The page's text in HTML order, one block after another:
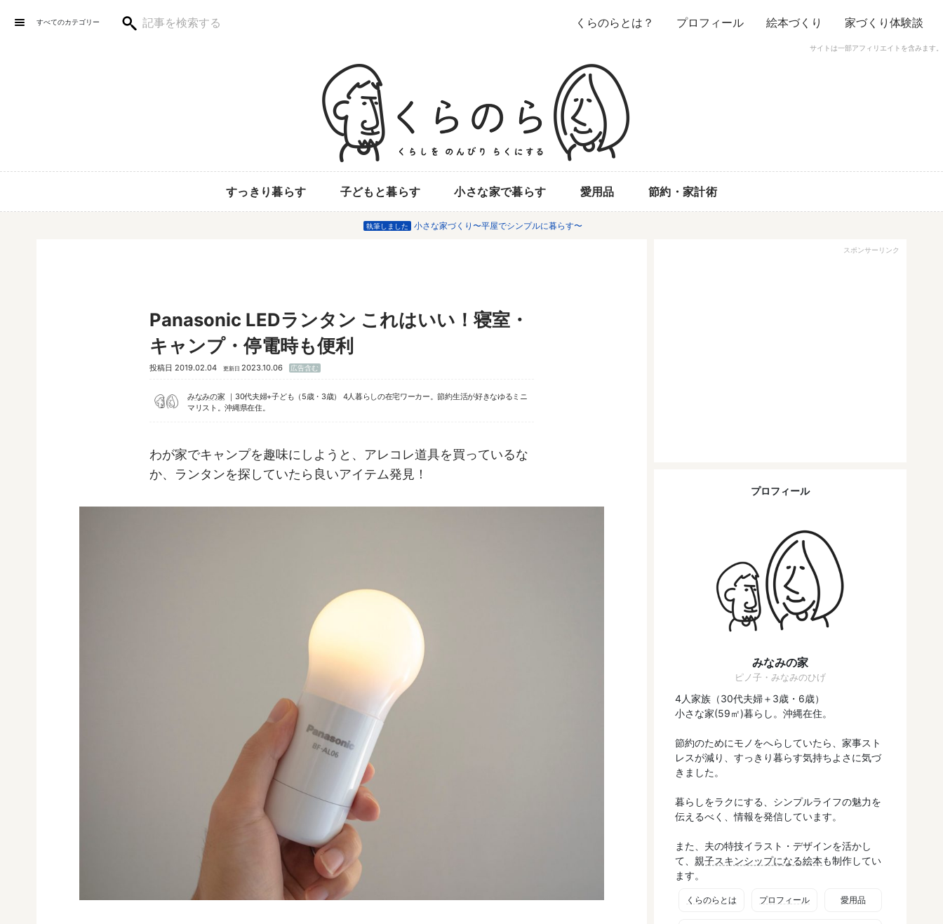
サイトは一部アフィリエイトを含みます。
すべてのカテゴリー くらのらとは？ プロフィール 絵本づくり 家づくり体験談
すっきり暮らす 子どもと暮らす 小さな家で暮らす 愛用品 節約・家計術
執筆しました 小さな家づくり〜平屋でシンプルに暮らす〜
Panasonic LEDランタン これはいい！寝室・
キャンプ・停電時も便利
投稿日 2019.02.04 更新日 2023.10.06 広告含む
みなみの家
30代夫婦+子ども（5歳・3歳） 4人暮らしの在宅ワーカー。節約生活が好きなゆるミニ
マリスト。沖縄県在住。
わが家でキャンプを趣味にしようと、アレコレ道具を買っているな
か、ランタンを探していたら良いアイテム発見！
スポンサーリンク
プロフィール
みなみの家
ピノ子・みなみのひげ
4人家族（30代夫婦＋3歳・6歳）
小さな家(59㎡)暮らし。沖縄在住。
節約のためにモノをへらしていたら、家事スト
レスが減り、すっきり暮らす気持ちよさに気づ
きました。
暮らしをラクにする、シンプルライフの魅力を
伝えるべく、情報を発信しています。
また、夫の特技イラスト・デザインを活かし
て、 親子スキンシップになる絵本も制作してい
ます。
くらのらとは プロフィール 愛用品